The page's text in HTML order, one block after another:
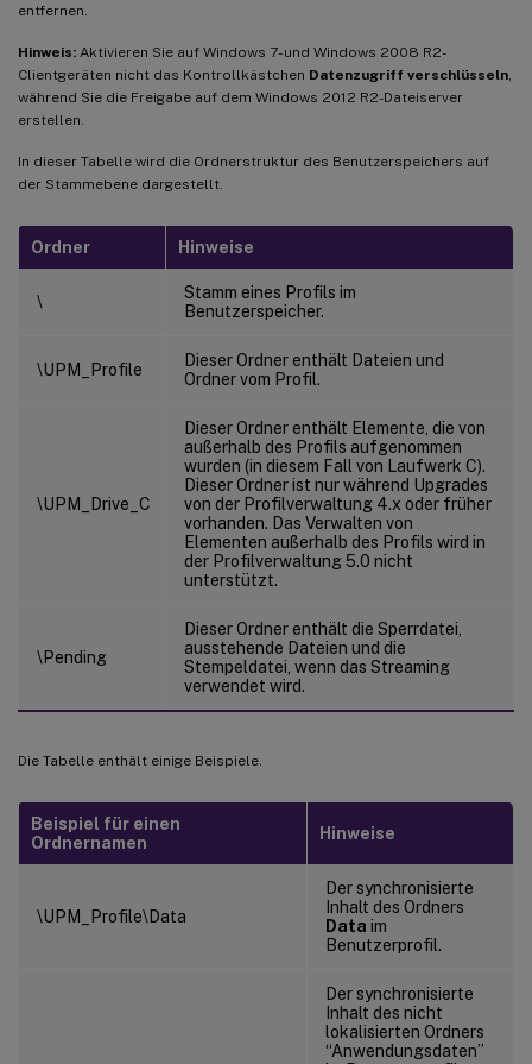
entfernen.
Hinweis: Aktivieren Sie auf Windows 7- und Windows 2008 R2-
Clientgeräten nicht das Kontrollkästchen Datenzugriff verschlüsseln
während Sie die Freigabe auf dem Windows 2012 R2-Dateiserver
erstellen.
In dieser Tabelle wird die Ordnerstruktur des Benutzerspeichers auf
der Stammebene dargestellt.
Ordner Hinweise
\
Stamm eines Profils im
Benutzerspeicher.
\UPM_Profile
Dieser Ordner enthält Dateien und
Ordner vom Profil.
\UPM_Drive_C
Dieser Ordner enthält Elemente, die von
außerhalb des Profils aufgenommen
wurden (in diesem Fall von Laufwerk C).
Dieser Ordner ist nur während Upgrades
von der Profilverwaltung 4.x oder früher
vorhanden. Das Verwalten von
Elementen außerhalb des Profils wird in
der Profilverwaltung 5.0 nicht
unterstützt.
\Pending
Dieser Ordner enthält die Sperrdatei,
ausstehende Dateien und die
Stempeldatei, wenn das Streaming
verwendet wird.
Die Tabelle enthält einige Beispiele.
Beispiel für einen
Ordnernamen
Hinweise
\UPM_Profile\Data
Der synchronisierte
Inhalt des Ordners
Data im
Benutzerprofil.
Der synchronisierte
Inhalt des nicht
lokalisierten Ordners
“Anwendungsdaten”